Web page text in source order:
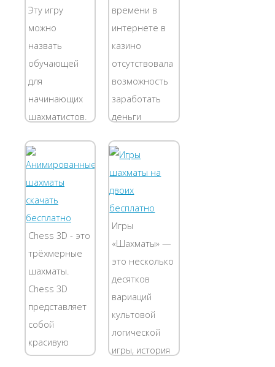
шахматных
программ 39
программ. На
любой вкус.
Если Вы ищите
шахматы...
воспримет
карманные
шахматы.
Кроме того,
может их...
Эту игру
можно
назвать
обучающей
для
начинающих
шахматистов.
играть самый
беспристрастный
противник –
компьютер.
Первый ход
ваш,
следующий за
компьютером.
А дальше, как
получится....
времени в
интернете в
казино
отсутствовала
возможность
заработать
деньги
умом. Теперь
это стало
реальным для
тех, кто
отлично умеет
играть в
шахматы.
Данными...
Chess 3D - это
трёхмерные
шахматы.
Chess 3D
представляет
собой
красивую
трёхмерную
Игры
«Шахматы» —
это несколько
десятков
вариаций
культовой
логической
игры, история